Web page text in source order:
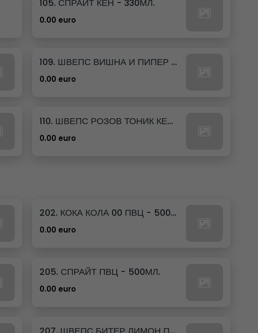
105. СПРАЙТ КЕН - 330МЛ.
0.00 euro
109. ШВЕПС ВИШНА И ПИПЕР КЕН - 330МЛ.
0.00 euro
110. ШВЕПС РОЗОВ ТОНИК КЕН - 330МЛ.
0.00 euro
202. КОКА КОЛА 00 ПВЦ - 500МЛ.
0.00 euro
205. СПРАЙТ ПВЦ - 500МЛ.
0.00 euro